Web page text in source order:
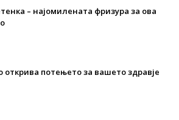
– најомилената фризура за ова
открива потењето за вашето здравје